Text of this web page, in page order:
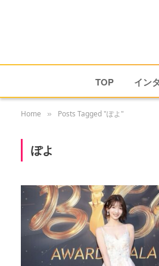
TOP イン
Home » Posts Tagged "ぽよ"
ぽよ